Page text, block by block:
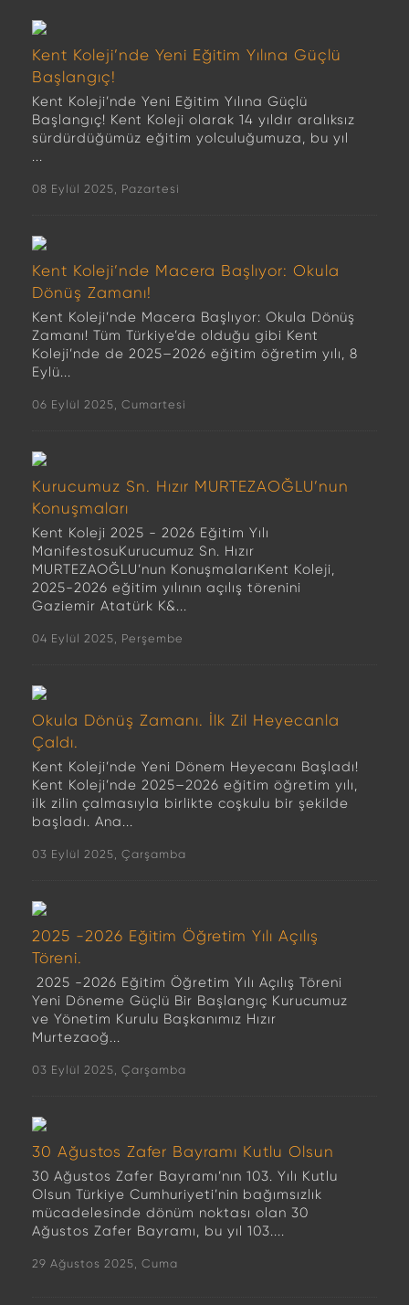
Kent Koleji’nde Yeni Eğitim Yılına Güçlü
Başlangıç!
Kent Koleji’nde Yeni Eğitim Yılına Güçlü
Başlangıç! Kent Koleji olarak 14 yıldır aralıksız
sürdürdüğümüz eğitim yolculuğumuza, bu yıl
...
08 Eylül 2025, Pazartesi
Kent Koleji’nde Macera Başlıyor: Okula
Dönüş Zamanı!
Kent Koleji’nde Macera Başlıyor: Okula Dönüş
Zamanı! Tüm Türkiye’de olduğu gibi Kent
Koleji’nde de 2025–2026 eğitim öğretim yılı, 8
Eylü...
06 Eylül 2025, Cumartesi
Kurucumuz Sn. Hızır MURTEZAOĞLU’nun
Konuşmaları
Kent Koleji 2025 - 2026 Eğitim Yılı
ManifestosuKurucumuz Sn. Hızır
MURTEZAOĞLU’nun KonuşmalarıKent Koleji,
2025-2026 eğitim yılının açılış törenini
Gaziemir Atatürk K&...
04 Eylül 2025, Perşembe
Okula Dönüş Zamanı. İlk Zil Heyecanla
Çaldı.
Kent Koleji’nde Yeni Dönem Heyecanı Başladı!
Kent Koleji’nde 2025–2026 eğitim öğretim yılı,
ilk zilin çalmasıyla birlikte coşkulu bir şekilde
başladı. Ana...
03 Eylül 2025, Çarşamba
2025 -2026 Eğitim Öğretim Yılı Açılış
Töreni.
2025 -2026 Eğitim Öğretim Yılı Açılış Töreni
Yeni Döneme Güçlü Bir Başlangıç Kurucumuz
ve Yönetim Kurulu Başkanımız Hızır
Murtezaoğ...
03 Eylül 2025, Çarşamba
30 Ağustos Zafer Bayramı Kutlu Olsun
30 Ağustos Zafer Bayramı’nın 103. Yılı Kutlu
Olsun Türkiye Cumhuriyeti’nin bağımsızlık
mücadelesinde dönüm noktası olan 30
Ağustos Zafer Bayramı, bu yıl 103....
29 Ağustos 2025, Cuma